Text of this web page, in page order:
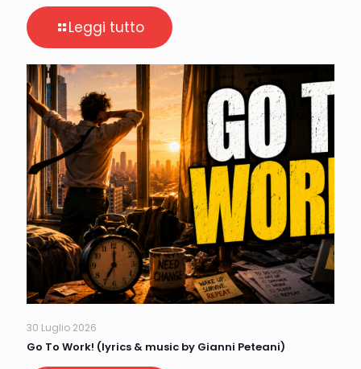
Leggi tutto
30 Luglio 2026
Go To Work! (lyrics & music by Gianni Peteani)